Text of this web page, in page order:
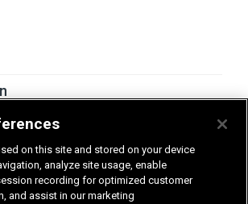
Germany Nederland
on this site and stored on your device
analyze site usage, enable
recording for optimized customer
and assist in our marketing